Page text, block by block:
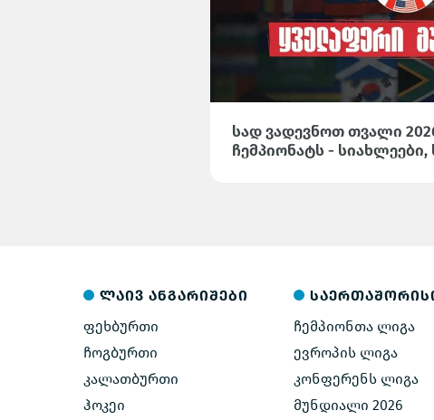
სად ვადევნოთ თვალი
ჩემპიონატს - სიახლეები,
ლაივ ანგარიშები
ფეხბურთი
ჩოგბურთი
კალათბურთი
ჰოკეი
ჩემპიონთა ლიგა
ევროპის ლიგა
კონფერენს ლიგა
მუნდიალი 2026